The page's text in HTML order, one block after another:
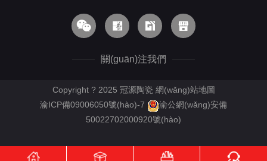
關(guān)注我們
Copyright ? 2025 冠源陶瓷 網(wǎng)站地圖
渝ICP備09006050號(hào)-7
渝公網(wǎng)安備
50022702000920號(hào)